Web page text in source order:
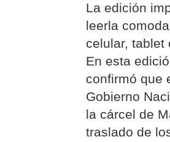
La edición
leerla
celular, tablet
En esta
confirmó que
Gobierno
la cárcel de
traslado de